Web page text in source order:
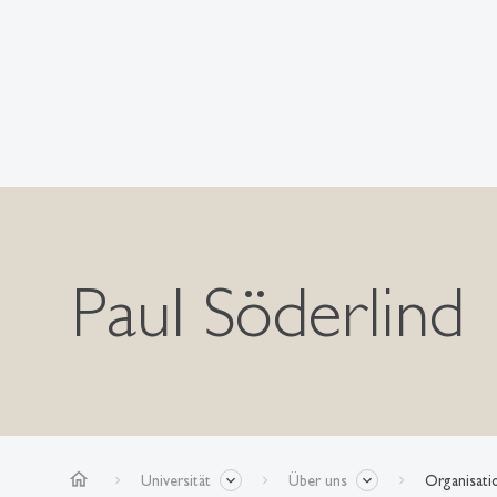
Paul Söderlind
home Universität Über uns